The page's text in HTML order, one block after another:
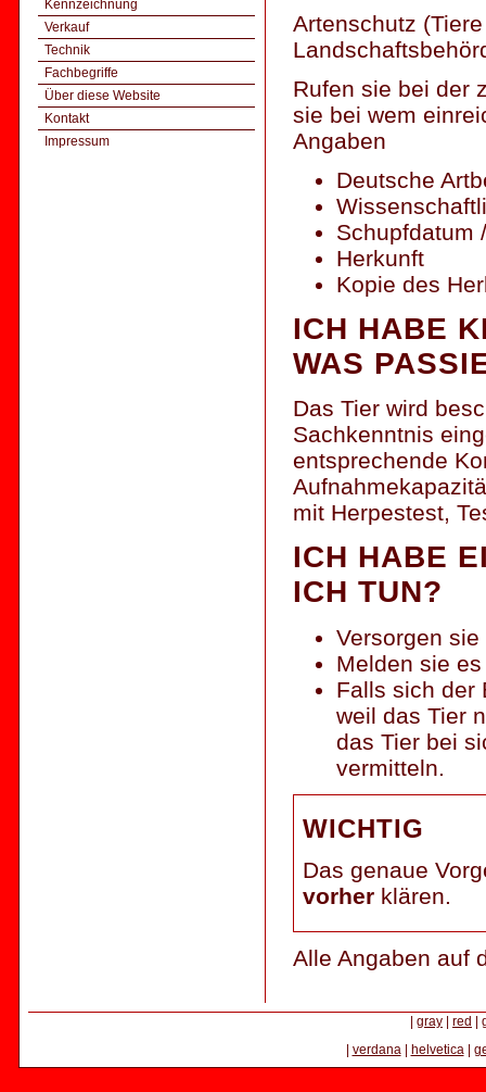
Kennzeichnung
Verkauf
Technik
Fachbegriffe
Über diese Website
Kontakt
Impressum
Artenschutz
Rufen sie bei der
sie bei wem
Angaben
Deutsche
Schupfdatum
Herkunft
Kopie des
ICH HABE
WAS
Das Tier wird
Sachkenntnis
entsprechende
mit Herpestest,
ICH HABE
ICH TUN?
Versorgen
Melden sie
Falls sich der
weil das Tier
das Tier bei
vermitteln.
WICHTIG
Das genaue
vorherklären.
Alle Angaben auf
gray red
verdana| helvetica|